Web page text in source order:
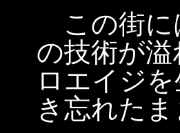
この街に
の技術が
ロエイジ
き忘れたま